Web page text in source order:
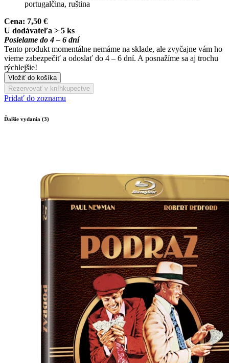
portugalčina, ruština
Cena: 7,50 €
U dodávateľa > 5 ks
Posielame do 4 – 6 dní
Tento produkt momentálne nemáme na sklade, ale zvyčajne vám ho
vieme zabezpečiť a odoslať do 4 – 6 dní. A posnažíme sa aj trochu
rýchlejšie!
Vložiť do košíka
Rezervovať v kníhkupectve
Pridať do zoznamu
Ďalšie vydania (3)